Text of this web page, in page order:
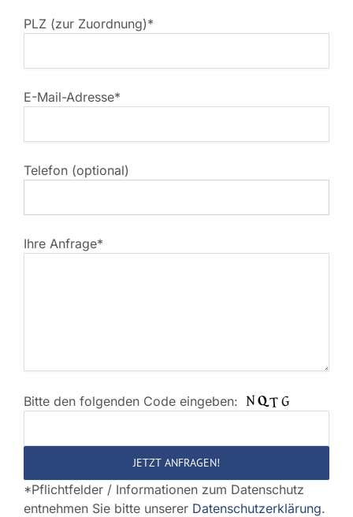
PLZ (zur Zuordnung)*
E-Mail-Adresse*
Telefon (optional)
Ihre Anfrage*
Bitte
Feld
leer.
Bitte den folgenden Code eingeben:
*Pflichtfelder / Informationen zum Datenschutz
entnehmen Sie bitte unserer Datenschutzerklärung.